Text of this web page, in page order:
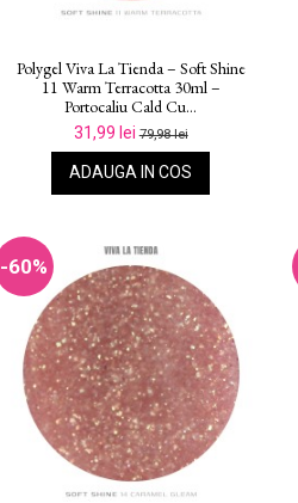
Polygel Viva La Tienda – Soft Shine
11 Warm Terracotta 30ml –
Portocaliu Cald Cu...
31,99 lei79,98 lei
ADAUGA IN COS
-60%